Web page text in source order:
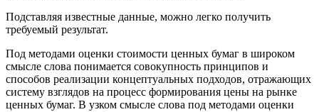
Подставляя известные данные, можно легко получить
требуемый результат.
Под методами оценки стоимости ценных бумаг в широком
смысле слова понимается совокупность принципов и
способов реализации концептуальных подходов, отражающих
систему взглядов на процесс формирования цены на рынке
ценных бумаг. В узком смысле слова под методами оценки